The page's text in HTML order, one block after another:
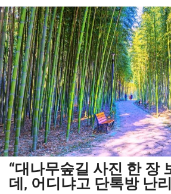
“대나무숲길 사진 한 장
데, 어디냐고 단톡방 난